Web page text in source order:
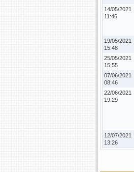
14/05/2021
11:46
19/05/2021
15:48
25/05/2021
15:55
07/06/2021
08:46
22/06/2021
19:29
12/07/2021
13:26